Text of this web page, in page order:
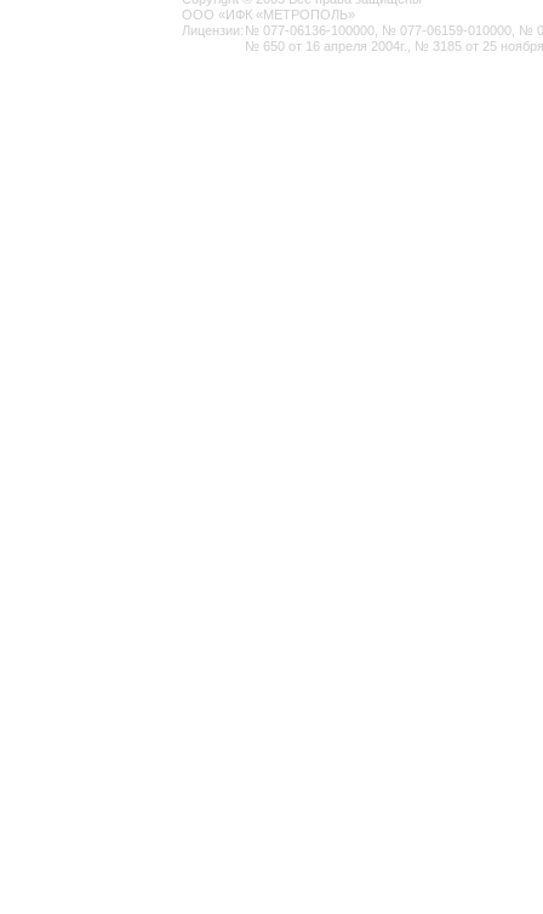
ООО «ИФК «МЕТРОПОЛЬ»
Лицензии: № 077-06136-100000, № 077-06159-010000, №
№ 650 от 16 апреля 2004г., № 3185 от 25